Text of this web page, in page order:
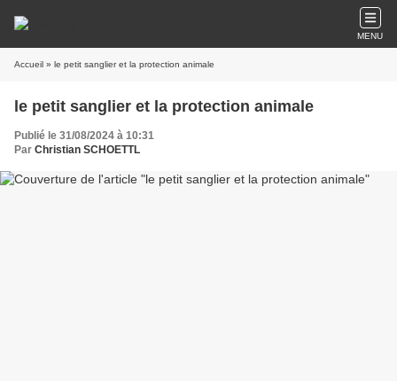
MENU
Accueil » le petit sanglier et la protection animale
le petit sanglier et la protection animale
Publié le 31/08/2024 à 10:31
Par Christian SCHOETTL